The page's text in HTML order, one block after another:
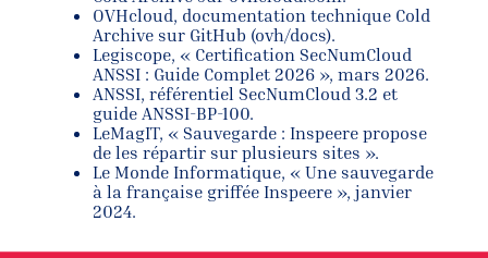
OVHcloud, documentation technique Cold
Archive sur GitHub (ovh/docs).
Legiscope, « Certification SecNumCloud
ANSSI : Guide Complet 2026 », mars 2026.
ANSSI, référentiel SecNumCloud 3.2 et
guide ANSSI-BP-100.
LeMagIT, « Sauvegarde : Inspeere propose
de les répartir sur plusieurs sites ».
Le Monde Informatique, « Une sauvegarde
à la française griffée Inspeere », janvier
2024.